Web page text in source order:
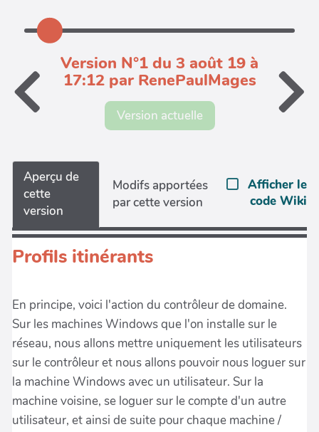
Version N°1 du 3 août 19 à
17:12 par RenePaulMages
Version actuelle
Aperçu de
cette
version
Modifs apportées
par cette version
Afficher le
code Wiki